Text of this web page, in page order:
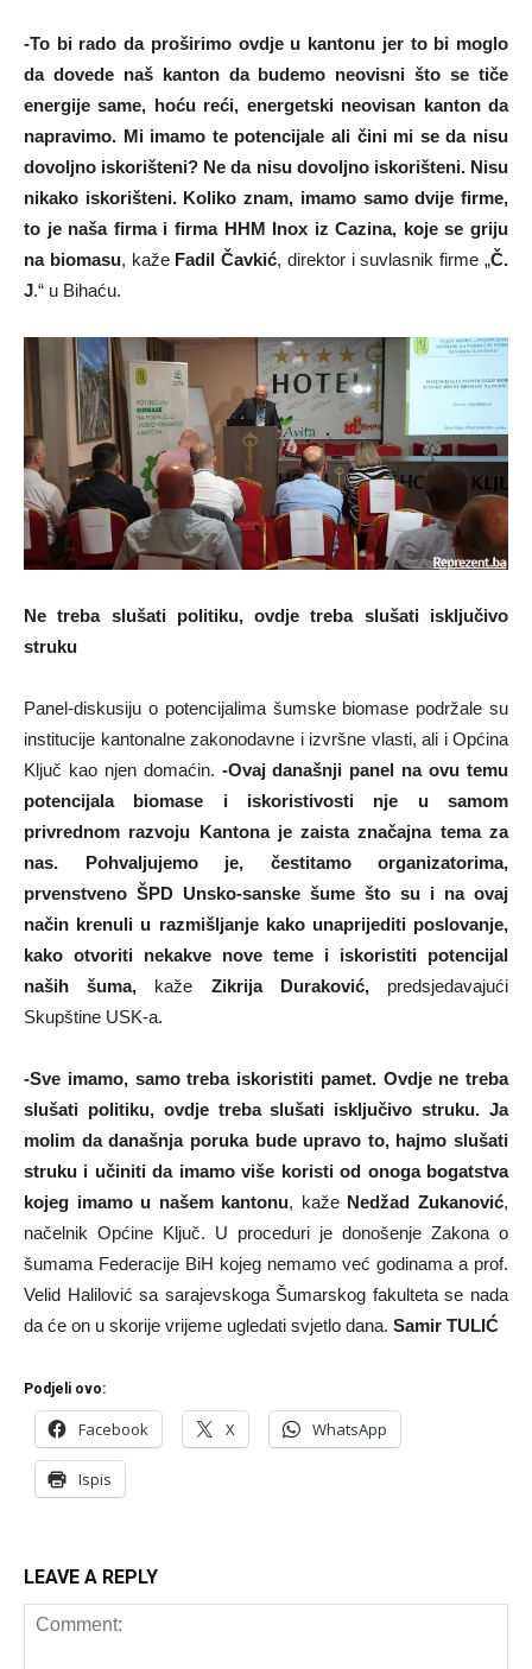
-To bi rado da proširimo ovdje u kantonu jer to bi moglo
da dovede naš kanton da budemo neovisni što se tiče
energije same, hoću reći, energetski neovisan kanton da
napravimo. Mi imamo te potencijale ali čini mi se da nisu
dovoljno iskorišteni? Ne da nisu dovoljno iskorišteni. Nisu
nikako iskorišteni. Koliko znam, imamo samo dvije firme,
to je naša firma i firma HHM Inox iz Cazina, koje se griju
na biomasu, kaže Fadil Čavkić, direktor i suvlasnik firme „Č.
J.“ u Bihaću.
Ne treba slušati politiku, ovdje treba slušati isključivo
struku
Panel-diskusiju o potencijalima šumske biomase podržale su
institucije kantonalne zakonodavne i izvršne vlasti, ali i Općina
Ključ kao njen domaćin. -Ovaj današnji panel na ovu temu
potencijala biomase i iskoristivosti nje u samom
privrednom razvoju Kantona je zaista značajna tema za
nas. Pohvaljujemo je, čestitamo organizatorima,
prvenstveno ŠPD Unsko-sanske šume što su i na ovaj
način krenuli u razmišljanje kako unaprijediti poslovanje,
kako otvoriti nekakve nove teme i iskoristiti potencijal
naših šuma, kaže Zikrija Duraković, predsjedavajući
Skupštine USK-a.
-Sve imamo, samo treba iskoristiti pamet. Ovdje ne treba
slušati politiku, ovdje treba slušati isključivo struku. Ja
molim da današnja poruka bude upravo to, hajmo slušati
struku i učiniti da imamo više koristi od onoga bogatstva
kojeg imamo u našem kantonu, kaže Nedžad Zukanović,
načelnik Općine Ključ. U proceduri je donošenje Zakona o
šumama Federacije BiH kojeg nemamo već godinama a prof.
Velid Halilović sa sarajevskoga Šumarskog fakulteta se nada
da će on u skorije vrijeme ugledati svjetlo dana. Samir TULIĆ
Podjeli ovo:
Facebook X WhatsApp
Ispis
LEAVE A REPLY